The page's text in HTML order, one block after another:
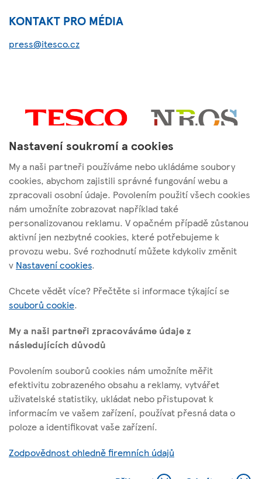
KONTAKT PRO MÉDIA
press@itesco.cz
Tesco Stores ČR, a. s.
Vršovická 1527/68b; 100 00 Praha 10
O těchto stránkách
Sledujte nás
n
t
i
f
c
y
u
Identifikační číslo: 45308314, Sp. zn.: B 1377 vedená u Městského
soudu v Praze
Nastavení soukromí a cookies
My a naši partneři používáme nebo ukládáme soubory
cookies, abychom zajistili správné fungování webu a
zpracovali osobní údaje. Povolením použití všech cookies
nám umožníte zobrazovat například také
personalizovanou reklamu. V opačném případě zůstanou
aktivní jen nezbytné cookies, které potřebujeme k
provozu webu. Své rozhodnutí můžete kdykoliv změnit
v Nastavení cookies.
Chcete vědět více? Přečtěte si informace týkající se
souborů cookie.
My a naši partneři zpracováváme údaje z
následujících důvodů
Povolením souborů cookies nám umožníte měřit
efektivitu zobrazeného obsahu a reklamy, vytvářet
uživatelské statistiky, ukládat nebo přistupovat k
informacím ve vašem zařízení, používat přesná data o
poloze a identifikovat vaše zařízení.
Zodpovědnost ohledně firemních údajů